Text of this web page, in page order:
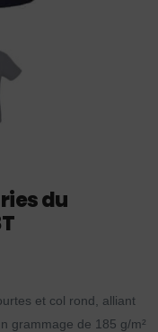
du
et col rond, alliant
grammage de 185 g/m²